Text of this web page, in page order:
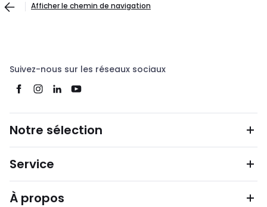
Afficher le chemin de navigation
Suivez-nous sur les réseaux sociaux
Notre sélection
Service
À propos